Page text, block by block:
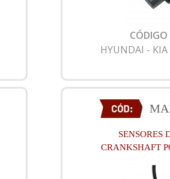
HYUNDAI -
SENSORES
CRANKSHAFT